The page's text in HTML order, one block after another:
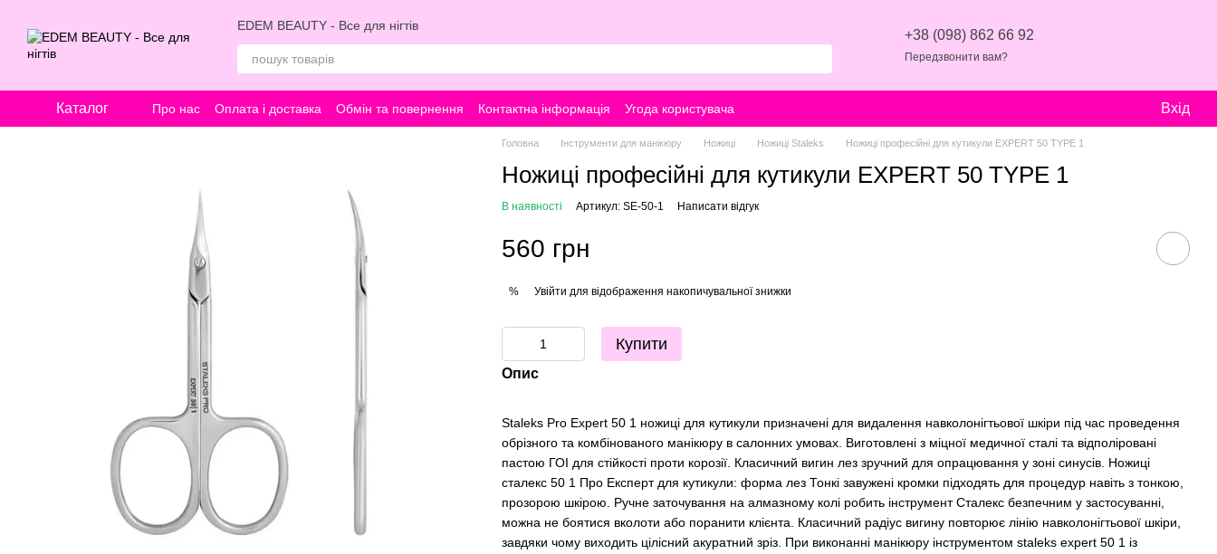
EDEM BEAUTY - Все для нігтів
+38 (098) 862 66 92
Передзвонити вам?
Каталог Про нас Оплата і доставка Обмін та повернення Контактна інформація Угода користувача Вхід
Головна Інструменти для манікюру Ножиці Ножиці Staleks Ножиці професійні для кутикули EXPERT 50 TYPE 1
Ножиці професійні для кутикули EXPERT 50 TYPE 1
В наявності Артикул: SE-50-1 Написати відгук
560 грн
% Увійти для відображення накопичувальної знижки
Купити
Опис
Staleks Pro Expert 50 1 ножиці для кутикули призначені для видалення навколонігтьової шкіри під час проведення
обрізного та комбінованого манікюру в салонних умовах. Виготовлені з міцної медичної сталі та відполіровані
пастою ГОІ для стійкості проти корозії. Класичний вигин лез зручний для опрацювання у зоні синусів. Ножиці
сталекс 50 1 Про Експерт для кутикули: форма лез Тонкі завужені кромки підходять для процедур навіть з тонкою,
прозорою шкірою. Ручне заточування на алмазному колі робить інструмент Сталекс безпечним у застосуванні,
можна не боятися вколоти або поранити клієнта. Класичний радіус вигину повторює лінію навколонігтьової шкіри,
завдяки чому виходить цілісний акуратний зріз. При виконанні манікюру інструментом staleks expert 50 1 із